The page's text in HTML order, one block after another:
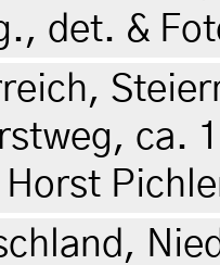
det. &
ca.